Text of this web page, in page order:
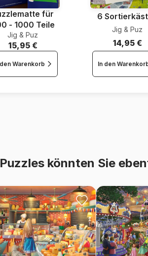
für
- 1000 Teile
Jig & Puz
15,95 €
Warenkorb
6
Jig & Puz
14,95 €
In den
könnten Sie